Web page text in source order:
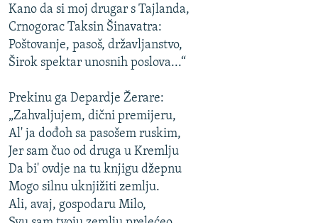
Kano da si moj drugar s Tajlanda,
Crnogorac Taksin Šinavatra:
Poštovanje, pasoš, državljanstvo,
Širok spektar unosnih poslova...“
Prekinu ga Depardje Žerare:
„Zahvaljujem, dični premijeru,
Al' ja dođoh sa pasošem ruskim,
Jer sam čuo od druga u Kremlju
Da bi' ovdje na tu knjigu džepnu
Mogo silnu uknjižiti zemlju.
Ali, avaj, gospodaru Milo,